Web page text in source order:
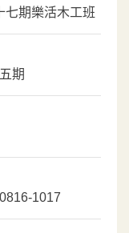
七期樂活木工班
期
1017